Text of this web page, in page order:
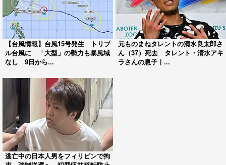
【台風情報】台風15号発生 トリプ
ル台風に 「大型」の勢力も暴風域
なし 9日から...
元ものまねタレントの清水良太郎さ
ん（37）死去 タレント・清水アキ
ラさんの息子｜...
逃亡中の日本人男をフィリピンで拘